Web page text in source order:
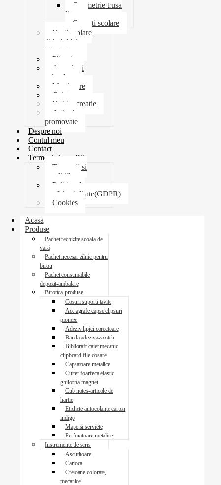
Geometrie trusa
liniar
Coperti scolare
Harti scolare
Tabelul lui
Mendeleev
Plicuri
Agende si
calendare
Martisoare
Caiete
Hobby creatie
Articole
promovate
Despre noi
Contul meu
Contact
Termeni si conditii
Termenii si
conditiile
Politica de
confidentialitate(GDPR)
Cookies
Acasa
Produse
Pachet rechizite școala de
vară
Pachet necesar zilnic pentru
birou
Pachet consumabile
depozit-ambalare
Birotica-produse
Cosuri suporti tavite
Ace agrafe capse clipsuri
pioneze
Adeziv lipici corectoare
Banda adeziva-scotch
Biblioraft caiet mecanic
clipboard file dosare
Capsatoare metalice
Cutter foarfeca elastic
ghilotina magnet
Cub notes-articole de
hartie
Etichete autocolante carton
indigo
Mape si serviete
Perforatoare metalice
Instrumente de scris
Ascutitoare
Carioca
Creioane colorate,
mecanice